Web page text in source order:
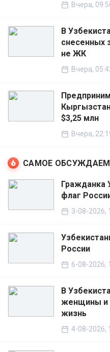
Вчера,
В
снесенных
не ЖК
Вчера,
$3,25 млн
Вчера,
САМОЕ
Гражданка
флаг
3-08-2026,
России
6-08-2026,
В
женщины и
жизнь
4-08-2026,